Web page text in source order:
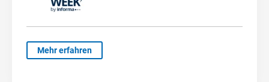
Mehr erfahren